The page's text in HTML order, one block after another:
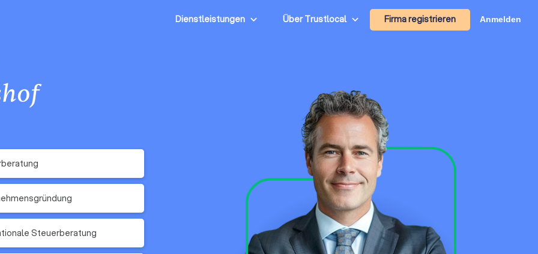
Dienstleistungen Über Trustlocal Firma registrieren Anmelden
Steuerberatung